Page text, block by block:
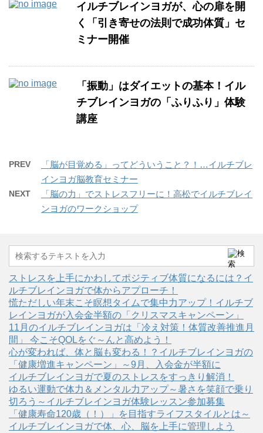
イルチブレインヨガが、心の扉を開
く「引き寄せの法則で成功体質」セ
ミナー開催
「振動」はダイエットの基本！イル
チブレインヨガの「ふりふり」体験
講座
PREV
「脳が目覚める」ってどういうこと？！…イルチブレ
インヨガ脳教育セミナー
NEXT
「脳の力」でストレスフリーに！高松でイルチブレイ
ンヨガのワークショップ
ストレスを上手にかわしてポジティブ体質になるには？イ
ルチブレインヨガで体からアプローチ！
慌ただしい年末こそ瞑想タイムで集中力アップ！イルチブ
レインヨガが入会金半額の「クリスマスキャンペーン」
11月のイルチブレインヨガは「冷え対策！体質改善推進月
間」 今こそQOLをぐ～んと高めよう！
心が変われば、体と脳も変わる！？イルチブレインヨガの
「健康増進キャンペーン」～9月、入会金が半額に
イルチブレインヨガで夏のストレスをすっきり解消！
ゆるい運動で体力＆メンタル力アップ～暑さを笑顔で乗り
切ろう～イルチブレインヨガ体験レッスン参加募集
「健康寿命120歳（！）」を目指すライフスタイルとは～
イルチブレインヨガで体、心、脳を上手に管理しよう